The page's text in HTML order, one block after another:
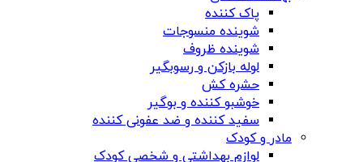
پاک کننده
شوینده منسوجات
شوینده ظروف
لوله بازکن و رسوبگیر
حشره کش
خوشبو کننده و بوگیر
سفید کننده و ضد عفونی کننده
مادر و کودک
لوازم بهداشتی و شخصی کودک